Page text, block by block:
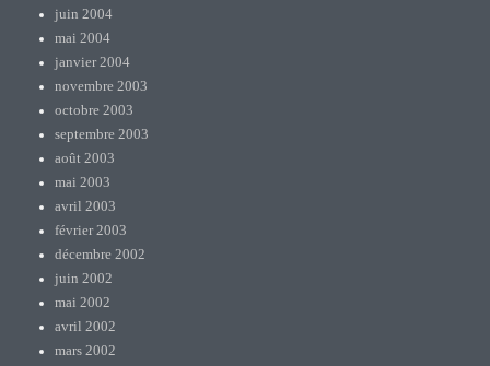
juin 2004
mai 2004
janvier 2004
novembre 2003
octobre 2003
septembre 2003
août 2003
mai 2003
avril 2003
février 2003
décembre 2002
juin 2002
mai 2002
avril 2002
mars 2002